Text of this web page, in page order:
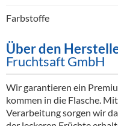
Farbstoffe
Über den
Fruchtsaft GmbH
Wir garantieren ein
kommen in die Flasche.
Verarbeitung sorgen wir